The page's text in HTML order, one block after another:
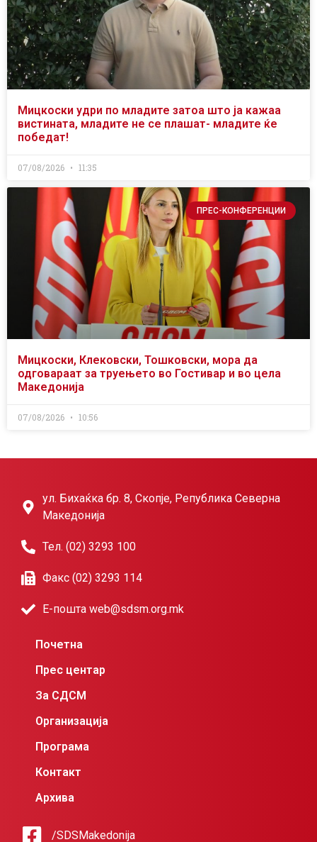
Мицкоски удри по младите затоа што ја кажаа
вистината, младите не се плашат- младите ќе
победат!
07/08/2026 11:35
ПРЕС-КОНФЕРЕНЦИИ
Мицкоски, Клековски, Тошковски, мора да
одговараат за труењето во Гостивар и во цела
Македонија
07/08/2026 10:56
ул. Бихаќка бр. 8, Скопје, Република Северна
Македонија
Тел. (02) 3293 100
Факс (02) 3293 114
Е-пошта web@sdsm.org.mk
Почетна
Прес центар
За СДСМ
Организација
Програма
Контакт
Архива
/SDSMakedonija